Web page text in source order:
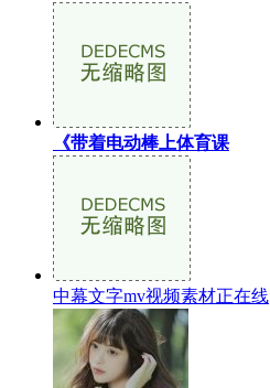
《带着电动棒上体育课
中幕文字mv视频素材正在线